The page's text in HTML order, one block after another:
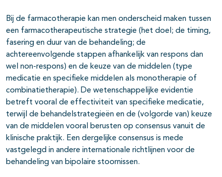
Bij de farmacotherapie kan men onderscheid maken tussen
een farmacotherapeutische strategie (het doel; de timing,
fasering en duur van de behandeling; de
achtereenvolgende stappen afhankelijk van respons dan
wel non-respons) en de keuze van de middelen (type
medicatie en specifieke middelen als monotherapie of
combinatietherapie). De wetenschappelijke evidentie
betreft vooral de effectiviteit van specifieke medicatie,
terwijl de behandelstrategieën en de (volgorde van) keuze
van de middelen vooral berusten op consensus vanuit de
klinische praktijk. Een dergelijke consensus is mede
vastgelegd in andere internationale richtlijnen voor de
behandeling van bipolaire stoornissen.